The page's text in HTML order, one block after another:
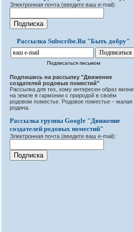
Электронная почта (введите ваш e-mail):
Рассылка Subscribe.Ru "Быть добру"
Подписаться письмом
Подпишись на рассылку "Движение
создателей родовых поместий"
Рассылка для тех, кому интересен образ жизни
на земле в гармонии с природой в своём
родовом поместье. Родовое поместье – малая
родина.
Рассылка группы Google "Движение
создателей родовых поместий"
Электронная почта (введите ваш e-mail):